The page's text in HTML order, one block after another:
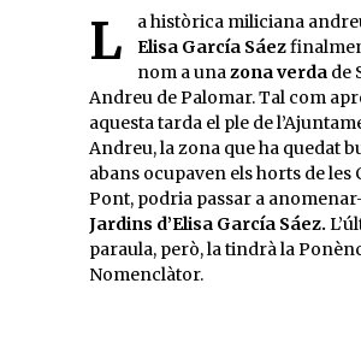
La històrica miliciana
Elisa García Sáez
nom a una zona verda de
Andreu de Palomar. Tal com
aquesta tarda el ple de
Andreu, la zona que ha quedat
abans ocupaven els horts de les
Pont, podria passar a
Jardins d’Elisa García Sáez.
paraula, però, la tindrà la
Nomenclàtor.